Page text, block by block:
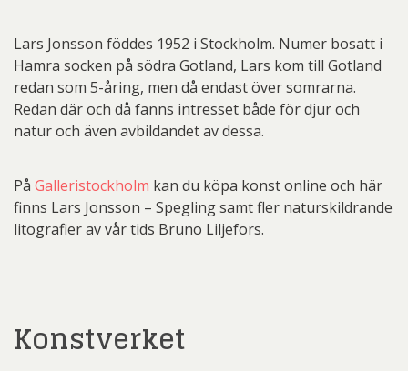
Lars Jonsson föddes 1952 i Stockholm. Numer bosatt i
Hamra socken på södra Gotland, Lars kom till Gotland
redan som 5-åring, men då endast över somrarna.
Redan där och då fanns intresset både för djur och
natur och även avbildandet av dessa.
På Galleristockholm kan du köpa konst online och här
finns Lars Jonsson – Spegling samt fler naturskildrande
litografier av vår tids Bruno Liljefors.
Konstverket